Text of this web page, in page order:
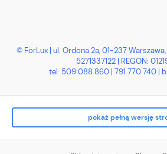
© ForLux | ul. Ordona 2a, 01-237
5271337122 | REGON:
tel: 509 088 860 | 791 770 740 |
pokaż pełną wersję